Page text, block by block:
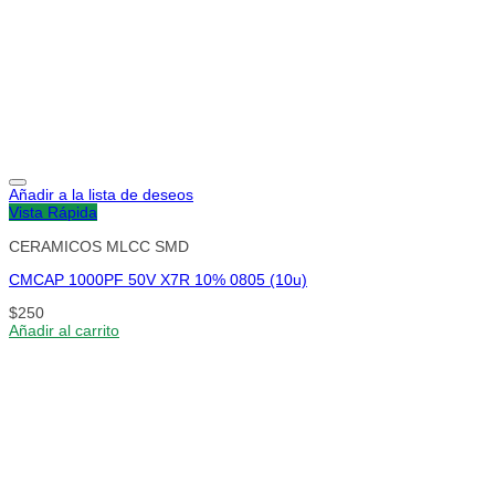
Añadir a la lista de deseos
Vista Rápida
CERAMICOS MLCC SMD
CMCAP 1000PF 50V X7R 10% 0805 (10u)
$250
Añadir al carrito